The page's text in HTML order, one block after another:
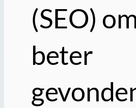
(SEO)
beter